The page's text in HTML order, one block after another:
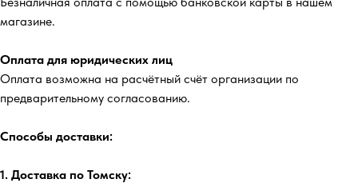
магазине.
Оплата для юридических лиц
Оплата возможна на расчётный счёт организации по
предварительному согласованию.
Способы доставки:
1. Доставка по Томску: